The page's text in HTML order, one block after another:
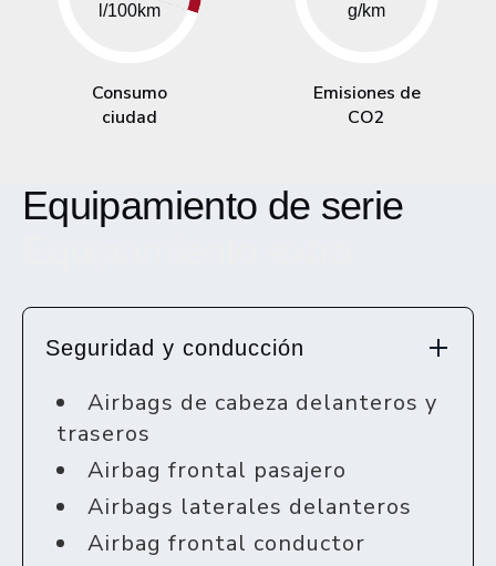
l/100km
Consumo
ciudad
g/km
Emisiones de
CO2
Equipamiento de serie
Seguridad y conducción
Airbags de cabeza delanteros y
traseros
Airbag frontal pasajero
Airbags laterales delanteros
Airbag frontal conductor